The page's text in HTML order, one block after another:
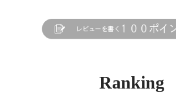
Ranking